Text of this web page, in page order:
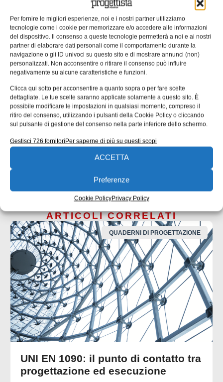
Per fornire le migliori esperienze, noi e i nostri partner utilizziamo
tecnologie come i cookie per memorizzare e/o accedere alle informazioni
del dispositivo. Il consenso a queste tecnologie permetterà a noi e ai nostri
partner di elaborare dati personali come il comportamento durante la
navigazione o gli ID univoci su questo sito e di mostrare annunci (non)
personalizzati. Non acconsentire o ritirare il consenso può influire
negativamente su alcune caratteristiche e funzioni.
Clicca qui sotto per acconsentire a quanto sopra o per fare scelte
dettagliate. Le tue scelte saranno applicate solamente a questo sito. È
possibile modificare le impostazioni in qualsiasi momento, compreso il
ritiro del consenso, utilizzando i pulsanti della Cookie Policy o cliccando
sul pulsante di gestione del consenso nella parte inferiore dello schermo.
Gestisci 726 fornitoriPer saperne di più su questi scopi
ACCETTA
Preferenze
Cookie PolicyPrivacy Policy
Per partecipare a MECSPE CONNECT clicca qui
Tag: Mecspe mecspe connect
EDICOLA WEB
ISCRIVITI ALLA NEWSLETTER
ARTICOLI CORRELATI
QUADERNI DI PROGETTAZIONE
UNI EN 1090: il punto di contatto tra
progettazione ed esecuzione